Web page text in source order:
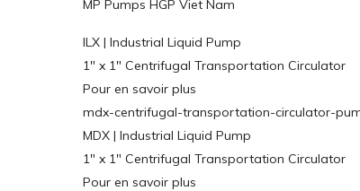
MP Pumps HGP Viet Nam
ILX | Industrial Liquid Pump
1″ x 1″ Centrifugal Transportation Circulator
Pour en savoir plus
mdx-centrifugal-transportation-circulator-
MDX | Industrial Liquid Pump
1″ x 1″ Centrifugal Transportation Circulator
Pour en savoir plus